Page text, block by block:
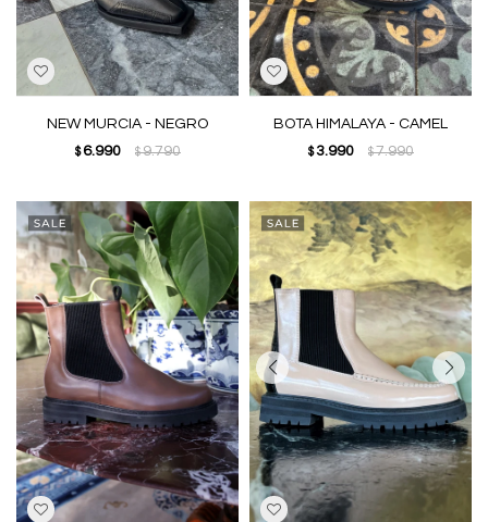
NEW MURCIA - NEGRO
$ 6.990 $9.790
BOTA HIMALAYA - CAMEL
$ 3.990 $7.990